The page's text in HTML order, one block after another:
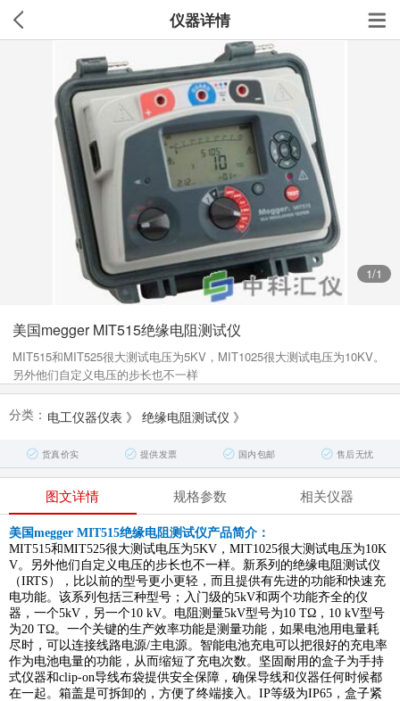
仪器详情
1/1
美国megger MIT515绝缘电阻测试仪
MIT515和MIT525很大测试电压为5KV，MIT1025很大测试电压为10KV。
另外他们自定义电压的步长也不一样
分类： 电工仪器仪表 》 绝缘电阻测试仪 》
货真价实 提供发票 国内包邮 售后无忧
图文详情 规格参数 相关仪器
美国megger MIT515绝缘电阻测试仪产品简介：
MIT515和MIT525很大测试电压为5KV，MIT1025很大测试电压为10K
V。另外他们自定义电压的步长也不一样。新系列的绝缘电阻测试仪
（IRTS），比以前的型号更小更轻，而且提供有先进的功能和快速充
电功能。该系列包括三种型号；入门级的5kV和两个功能齐全的仪
器，一个5kV，另一个10 kV。电阻测量5kV型号为10 TΩ，10 kV型号
为20 TΩ。一个关键的生产效率功能是测量功能，如果电池用电量耗
尽时，可以连接线路电源/主电源。智能电池充电可以把很好的充电率
作为电池电量的功能，从而缩短了充电次数。坚固耐用的盒子为手持
式仪器和clip-on导线布袋提供安全保障，确保导线和仪器任何时候都
在一起。箱盖是可拆卸的，方便了终端接入。IP等级为IP65，盒子紧